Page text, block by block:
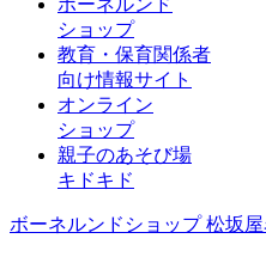
ショップ
教育・保育関係者
向け情報サイト
オンライン
ショップ
親子のあそび場
キドキド
ボーネルンドショップ 松坂